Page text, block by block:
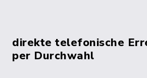
direkte telefonische
per Durchwahl